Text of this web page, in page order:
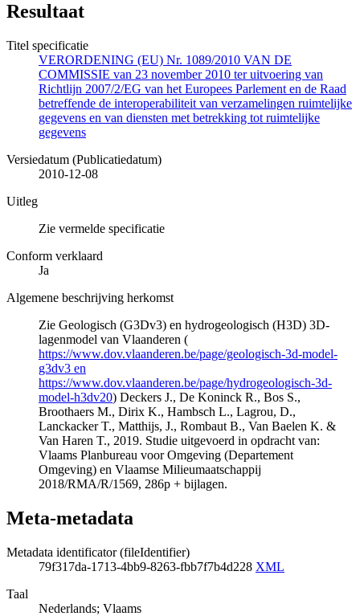
Resultaat
Titel specificatie
VERORDENING (EU) Nr. 1089/2010 VAN DE
COMMISSIE van 23 november 2010 ter uitvoering van
Richtlijn 2007/2/EG van het Europees Parlement en de Raad
betreffende de interoperabiliteit van verzamelingen ruimtelijke
gegevens en van diensten met betrekking tot ruimtelijke
gegevens
Versiedatum (Publicatiedatum)
2010-12-08
Uitleg
Zie vermelde specificatie
Conform verklaard
Ja
Algemene beschrijving herkomst
Zie Geologisch (G3Dv3) en hydrogeologisch (H3D) 3D-
lagenmodel van Vlaanderen (
https://www.dov.vlaanderen.be/page/geologisch-3d-model-
g3dv3 en
https://www.dov.vlaanderen.be/page/hydrogeologisch-3d-
model-h3dv20) Deckers J., De Koninck R., Bos S.,
Broothaers M., Dirix K., Hambsch L., Lagrou, D.,
Lanckacker T., Matthijs, J., Rombaut B., Van Baelen K. &
Van Haren T., 2019. Studie uitgevoerd in opdracht van:
Vlaams Planbureau voor Omgeving (Departement
Omgeving) en Vlaamse Milieumaatschappij
2018/RMA/R/1569, 286p + bijlagen.
Meta-metadata
Metadata identificator (fileIdentifier)
79f317da-1713-4bb9-8263-fbb7f7b4d228 XML
Taal
Nederlands; Vlaams